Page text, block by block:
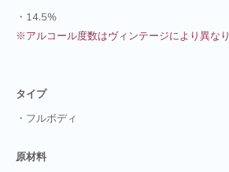
・14.5%
※アルコール度数はヴィンテージにより異なり
タイプ
・フルボディ
原材料